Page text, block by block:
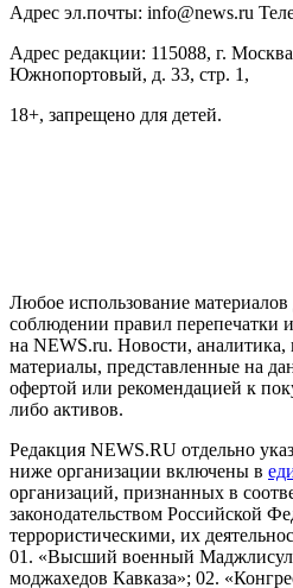
Адрес эл.почты: info@news.ru
Адрес редакции: 115088, г.
Южнопортовый, д. 33, стр. 1,
18+, запрещено для детей.
Любое использование материалов
соблюдении правил перепечатки
на NEWS.ru. Новости, аналитика,
материалы, представленные на
офертой или рекомендацией к
либо активов.
Редакция NEWS.RU отдельно
ниже организации включены в
организаций, признанных в
законодательством Российской
террористическими, их
01. «Высший военный
моджахедов Кавказа»; 02.